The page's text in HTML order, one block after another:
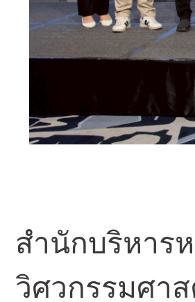
สำนักบริหาร
วิศวกรรมศา